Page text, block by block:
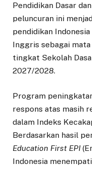
Pendidikan Dasar
peluncuran ini
pendidikan
Inggris sebagai
tingkat Sekolah
2027/2028.
Program
respons atas masih
dalam Indeks
Berdasarkan hasil
Education First EPI
Indonesia